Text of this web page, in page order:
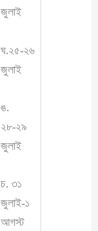
জুলাই
ঘ.২৫-২৬
জুলাই
ঙ.
২৮-২৯
জুলাই
চ. ৩১
জুলাই-১
আগস্ট